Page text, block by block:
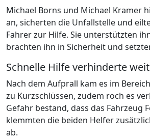
Michael Borns und Michael Kramer
an, sicherten die Unfallstelle und
Fahrer zur Hilfe. Sie unterstützten
brachten ihn in Sicherheit und
Schnelle Hilfe verhinderte
Nach dem Aufprall kam es im
zu Kurzschlüssen, zudem roch es
Gefahr bestand, dass das Fahrzeug
klemmten die beiden Helfer
ab.